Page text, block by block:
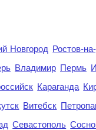
Новгород Ростов-
Владимир Пермь
Караганда
Витебск
Севастополь